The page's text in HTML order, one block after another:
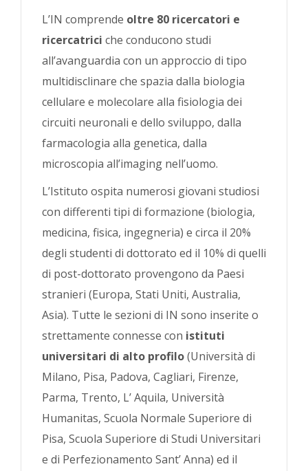
L’IN comprende oltre 80 ricercatori e
ricercatrici che conducono studi
all’avanguardia con un approccio di tipo
multidisclinare che spazia dalla biologia
cellulare e molecolare alla fisiologia dei
circuiti neuronali e dello sviluppo, dalla
farmacologia alla genetica, dalla
microscopia all’imaging nell’uomo.
L’Istituto ospita numerosi giovani studiosi
con differenti tipi di formazione (biologia,
medicina, fisica, ingegneria) e circa il 20%
degli studenti di dottorato ed il 10% di quelli
di post-dottorato provengono da Paesi
stranieri (Europa, Stati Uniti, Australia,
Asia). Tutte le sezioni di IN sono inserite o
strettamente connesse con istituti
universitari di alto profilo(Università di
Milano, Pisa, Padova, Cagliari, Firenze,
Parma, Trento, L’ Aquila, Università
Humanitas, Scuola Normale Superiore di
Pisa, Scuola Superiore di Studi Universitari
e di Perfezionamento Sant’ Anna) ed il